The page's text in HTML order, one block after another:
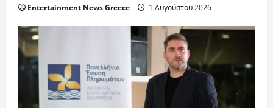
Entertainment News Greece 1 Αυγούστου 2026